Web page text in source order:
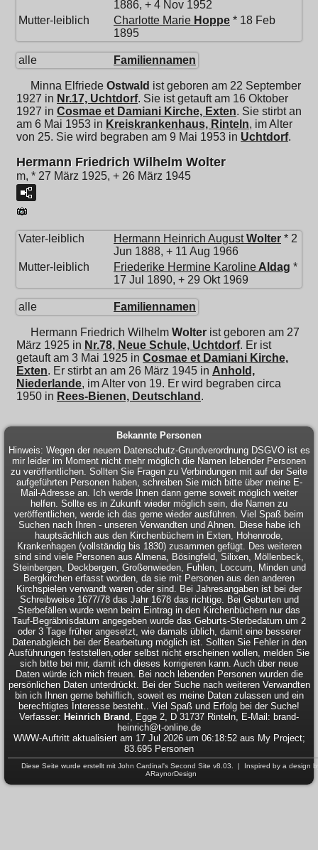
1886, + 4 Nov 1952
Mutter-leiblich
Charlotte Marie Hoppe * 18 Feb
1895
alle Familiennamen
Minna Elfriede Ostwald ist geboren am 22 September
1927 in Nr.17, Uchtdorf. Sie ist getauft am 16 Oktober
1927 in Cosmae et Damiani Kirche, Exten. Sie stirbt an
am 6 Mai 1953 in Kreiskrankenhaus, Rinteln, im Alter
von 25. Sie wird begraben am 9 Mai 1953 in Uchtdorf.
Hermann Friedrich Wilhelm Wolter
m, * 27 März 1925, + 26 März 1945
Vater-leiblich Hermann Heinrich August Wolter * 2
Jun 1888, + 11 Aug 1966
Mutter-leiblich
Friederike Hermine Karoline Aldag *
17 Jul 1890, + 29 Okt 1969
alle Familiennamen
Hermann Friedrich Wilhelm Wolter ist geboren am 27
März 1925 in Nr.78, Neue Schule, Uchtdorf. Er ist
getauft am 3 Mai 1925 in Cosmae et Damiani Kirche,
Exten. Er stirbt an am 26 März 1945 in Anhold,
Niederlande, im Alter von 19. Er wird begraben circa
1950 in Rees-Bienen, Deutschland .
Bekannte Personen
Hinweis: Wegen der neuern Datenschutz-Grundverordnung DSGVO ist es
mir leider im Moment nicht mehr möglich die Namen lebender Personen
zu veröffentlichen. Sollten Sie Fragen zu Verbindungen mit auf der Seite
aufgeführten Personen haben, schreiben Sie mich bitte über meine E-
Mail-Adresse an. Ich werde Ihnen dann gerne soweit möglich weiter
helfen. Sollte es in Zukunft wieder möglich sein, die Namen zu
veröffentlichen, werde ich das gerne wieder ausführen. Viel Spaß beim
Suchen nach Ihren - unseren Verwandten und Ahnen. Diese habe ich
hauptsächlich aus den Kirchenbüchern in Exten, Hohenrode,
Krankenhagen (vollständig bis 1830) zusammen gefügt. Des weiteren
sind sind viele Personen aus Almena, Bösingfeld, Silixen, Möllenbeck,
Steinbergen, Deckbergen, Großenwieden, Fuhlen, Loccum, Minden und
Bergkirchen erfasst worden, da sie mit Personen aus den anderen
Kirchspielen verwandt waren oder sind. Bei Jahresangaben ist bei der
Schreibweise 1677/78 das Jahr 1678 das richtige. Bei Geburten und
Sterbefällen wurde wenn beim Eintrag in den Kirchenbüchern nur das
Tauf-Begräbnisdatum angegeben wurde das Geburts-Sterbedatum um 2
oder 3 Tage früher angesetzt, wie damals üblich, damit eine besserer
Datenabgleich bei der Bearbeitung möglich ist. Sollten Sie Fehler in den
Ausführungen feststellen,oder selbst nicht erscheinen wollen, melden Sie
sich bitte bei mir, damit ich dieses korrigieren kann. Auch über neue
Daten würde ich mich freuen. Bei noch lebenden Personen wurden die
persönlichen Daten unterdrückt. Bei der Suche nach weiteren Verwandten
bin ich Ihnen gerne behilflich, soweit es meine Daten zulassen und ein
berechtigtes Interesse besteht.. Viel Spaß und Erfolg bei der Suche!
Verfasser: Heinrich Brand , Egge 2, D 31737 Rinteln, E-Mail: brand-
heinrich@t-online.de
WWW-Auftritt aktualisiert am 17 Jul 2026 um 06:18:52 aus My Project;
83.695 Personen
Diese Seite wurde erstellt mit John Cardinal's Second Site v8.03. | Inspired by a design
ARaynorDesign